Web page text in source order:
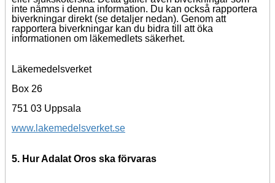
inte nämns i denna information. Du kan också rapportera
biverkningar direkt (se detaljer nedan). Genom att
rapportera biverkningar kan du bidra till att öka
informationen om läkemedlets säkerhet.
Läkemedelsverket
Box 26
751 03 Uppsala
www.lakemedelsverket.se
5. Hur Adalat Oros ska förvaras